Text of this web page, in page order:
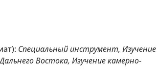
Специальный инструмент, Изучение
Востока, Изучение камерно-